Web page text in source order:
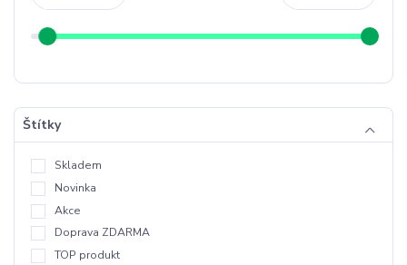
Štítky
Skladem
Novinka
Akce
Doprava ZDARMA
TOP produkt